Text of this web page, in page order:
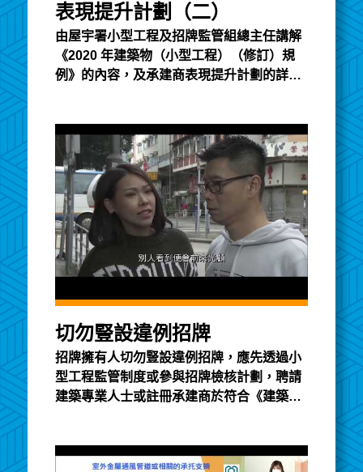
表現提升計劃（二）
由屋宇署小型工程及招牌監管組總主任講解
《2020 年建築物（小型工程）（修訂）規
例》的內容，及承建商表現提升計劃的詳
切勿豎設違例招牌
招牌擁有人切勿豎設違例招牌，應先透過小
型工程監管制度或參與招牌檢核計劃，聘請
建築專業人士或註冊承建商於符合《建築物